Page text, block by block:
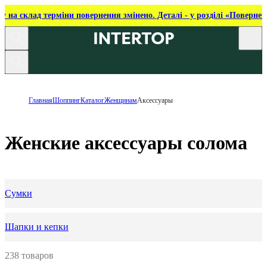
на склад терміни повернення змінено. Деталі - у розділі
ГлавнаяШоппингКаталогЖенщинамАксессуары
Женские аксессуары солома
Сумки
Шапки и кепки
238 товаров